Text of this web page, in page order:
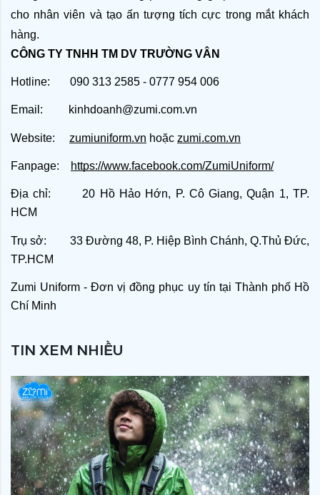
TIN XEM NHIỀU
cho nhân viên và tạo ấn tượng tích cực trong mắt khách
hàng.
CÔNG TY TNHH TM DV TRƯỜNG VÂN
Hotline: 090 313 2585 - 0777 954 006
Email: kinhdoanh@zumi.com.vn
Website: zumiuniform.vn hoặc zumi.com.vn
Fanpage: https://www.facebook.com/ZumiUniform/
Địa chỉ: 20 Hồ Hảo Hớn, P. Cô Giang, Quận 1, TP.
HCM
Trụ sở: 33 Đường 48, P. Hiệp Bình Chánh, Q.Thủ Đức,
TP.HCM
Zumi Uniform - Đơn vị đồng phục uy tín tại Thành phố Hồ
Chí Minh